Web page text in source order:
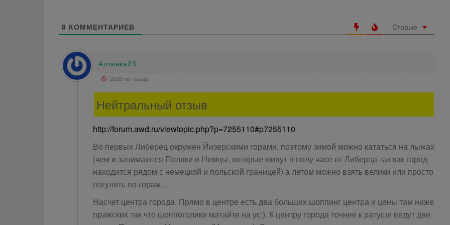
8 КОММЕНТАРИЕВ Старые
Алтинка23
2026 лет назад
Нейтральный отзыв
http://forum.awd.ru/viewtopic.php?p=7255110#p7255110
Во первых Либерец окружен Йизерскими горами, поэтому зимой можно кататься на лыжах
(чем и занимаются Поляки и Немцы, которые живут в полу часе от Либерца так как город
находится рядом с немецкой и польской границей) а летом можно взять велики или просто
погулять по горам…
Насчет центра города. Прямо в центре есть два больших шоппинг центра и цены там ниже
пражских так что шоппоголики матайте на ус;). К центру города точнее к ратуше ведут две